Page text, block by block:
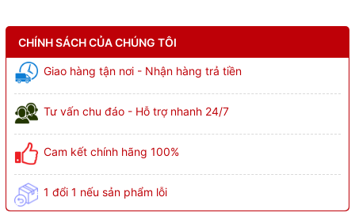
CHÍNH SÁCH CỦA CHÚNG TÔI
Giao hàng tận nơi - Nhận hàng trả tiền
Tư vấn chu đáo - Hỗ trợ nhanh 24/7
Cam kết chính hãng 100%
1 đổi 1 nếu sản phẩm lỗi